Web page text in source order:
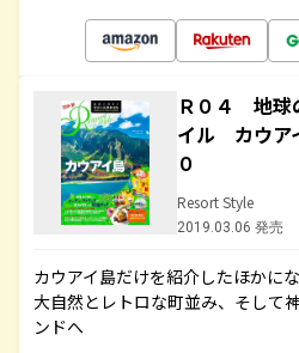
Ｒ０４ 地球
イル カウア
０
Resort Style
2019.03.06 発売
カウアイ島だけを紹介したほかに
大自然とレトロな町並み、そして
ンドへ